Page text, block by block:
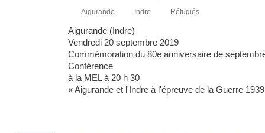
Aigurande Indre Réfugiés
Aigurande (Indre)
Vendredi 20 septembre 2019
Commémoration du 80e anniversaire de
Conférence
à la MEL à 20 h 30
« Aigurande et l'Indre à l'épreuve de la Guerre